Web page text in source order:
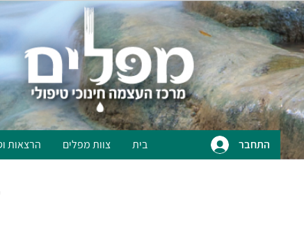
בית צוות מפלים הרצאות התחבר